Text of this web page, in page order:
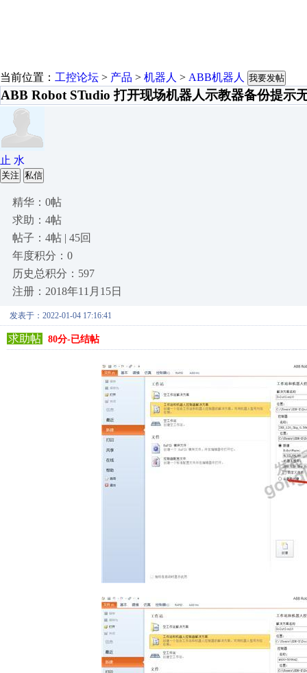
当前位置： 工控论坛 > 产品 > 机器人 > ABB机器人 我要发帖
ABB Robot STudio 打开现场机器人示教器备份提示
止 水
关注 私信
精华：0帖
求助：4帖
帖子：4帖 | 45回
年度积分：0
历史总积分：597
注册：2018年11月15日
发表于：2022-01-04 17:16:41
求助帖 80分-已结帖